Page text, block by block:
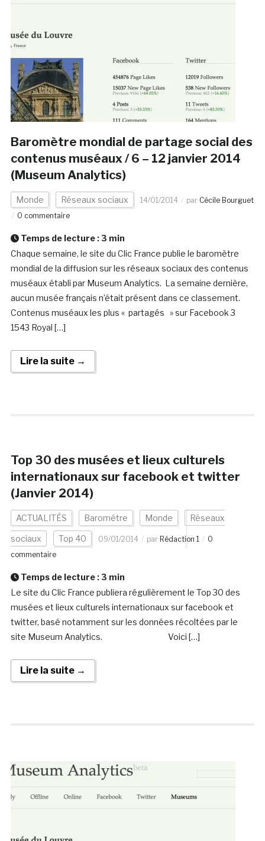
Baromètre mondial de partage social des
contenus muséaux / 6 – 12 janvier 2014
(Museum Analytics)
Monde Réseaux sociaux 14/01/2014 par Cécile Bourguet
0 commentaire
Temps de lecture : 3 min
Chaque semaine, le site du Clic France publie le baromètre
mondial de la diffusion sur les réseaux sociaux des contenus
muséaux établi par Museum Analytics. La semaine dernière,
aucun musée français n’était présent dans ce classement.
Contenus muséaux les plus « partagés » sur Facebook 3
1543 Royal […]
Lire la suite →
Top 30 des musées et lieux culturels
internationaux sur facebook et twitter
(Janvier 2014)
ACTUALITÉS Barométre Monde Réseaux
sociaux Top 40 09/01/2014 par Rédaction 1
0
commentaire
Temps de lecture : 3 min
Le site du Clic France publiera régulièrement le Top 30 des
musées et lieux culturels internationaux sur facebook et
twitter, basé notamment sur les données récoltées par le
site Museum Analytics. Voici […]
Lire la suite →